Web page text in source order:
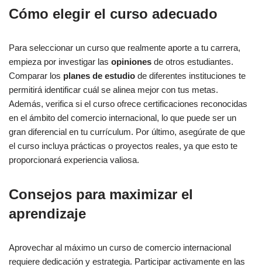
Cómo elegir el curso adecuado
Para seleccionar un curso que realmente aporte a tu carrera,
empieza por investigar las opiniones de otros estudiantes.
Comparar los planes de estudio de diferentes instituciones te
permitirá identificar cuál se alinea mejor con tus metas.
Además, verifica si el curso ofrece certificaciones reconocidas
en el ámbito del comercio internacional, lo que puede ser un
gran diferencial en tu currículum. Por último, asegúrate de que
el curso incluya prácticas o proyectos reales, ya que esto te
proporcionará experiencia valiosa.
Consejos para maximizar el
aprendizaje
Aprovechar al máximo un curso de comercio internacional
requiere dedicación y estrategia. Participar activamente en las